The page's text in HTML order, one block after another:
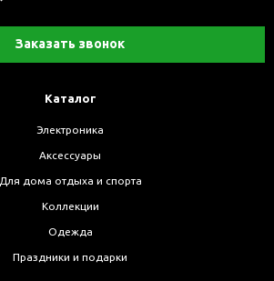
Заказать звонок
Каталог
Электроника
Аксессуары
Для дома отдыха и спорта
Коллекции
Одежда
Праздники и подарки